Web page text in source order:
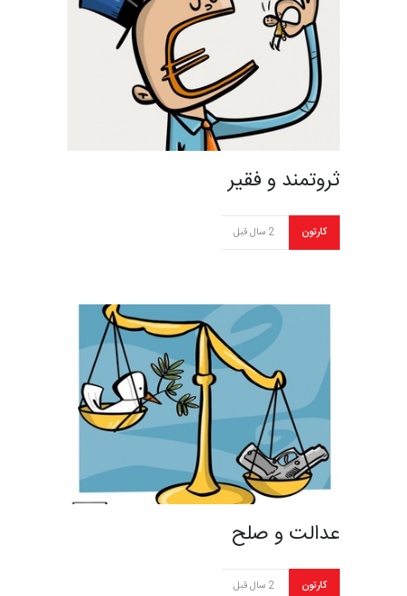
ثروتمند و فقیر
کارتون 2 سال قبل
عدالت و صلح
کارتون 2 سال قبل